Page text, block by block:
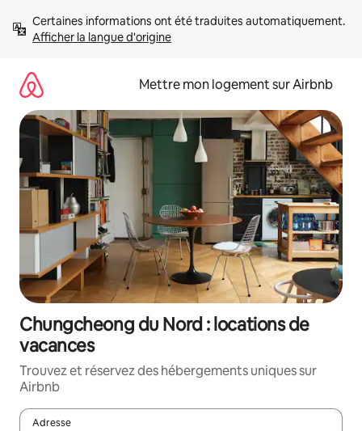
directement
Afficher la langue d'origine
Mettre mon logement sur Airbnb
Chungcheong du Nord : locations de
vacances
Trouvez et réservez des hébergements uniques sur
Airbnb
Adresse